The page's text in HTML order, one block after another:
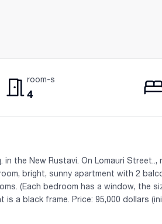
room-s
4
in the New Rustavi. On Lomauri
bright, sunny apartment with 2
(Each bedroom has a window, the
a black frame. Price: 95,000 dollars